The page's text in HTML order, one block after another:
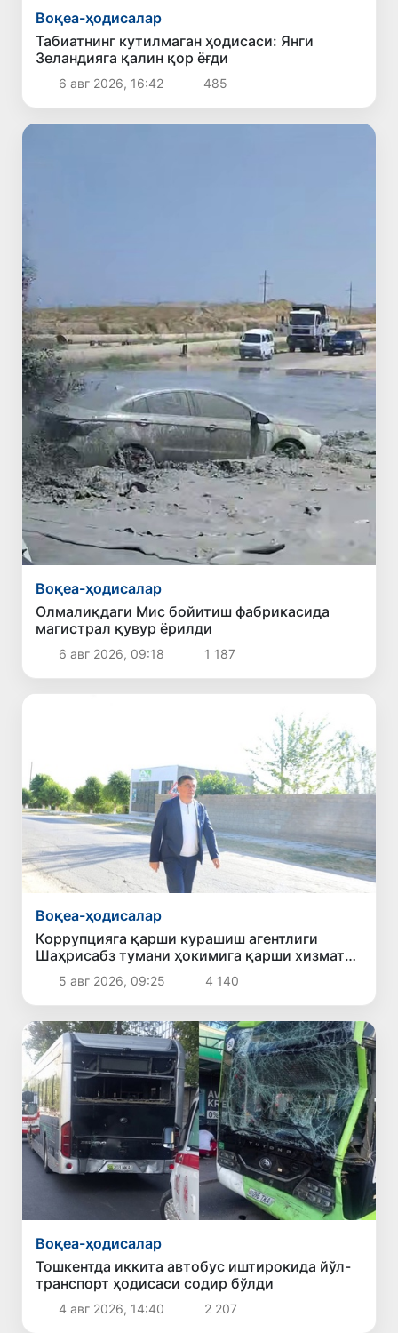
Воқеа-ҳодисалар
Табиатнинг кутилмаган ҳодисаси: Янги
Зеландияга қалин қор ёғди
6 авг 2026, 16:42 485
Воқеа-ҳодисалар
Олмалиқдаги Мис бойитиш фабрикасида
магистрал қувур ёрилди
6 авг 2026, 09:18 1 187
Воқеа-ҳодисалар
Коррупцияга қарши курашиш агентлиги
Шаҳрисабз тумани ҳокимига қарши хизмат
текшируви ўтказишни сўради
5 авг 2026, 09:25 4 140
Воқеа-ҳодисалар
Тошкентда иккита автобус иштирокида йўл-
транспорт ҳодисаси содир бўлди
4 авг 2026, 14:40 2 207